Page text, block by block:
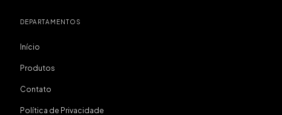
DEPARTAMENTOS
Início
Produtos
Contato
Política de Privacidade